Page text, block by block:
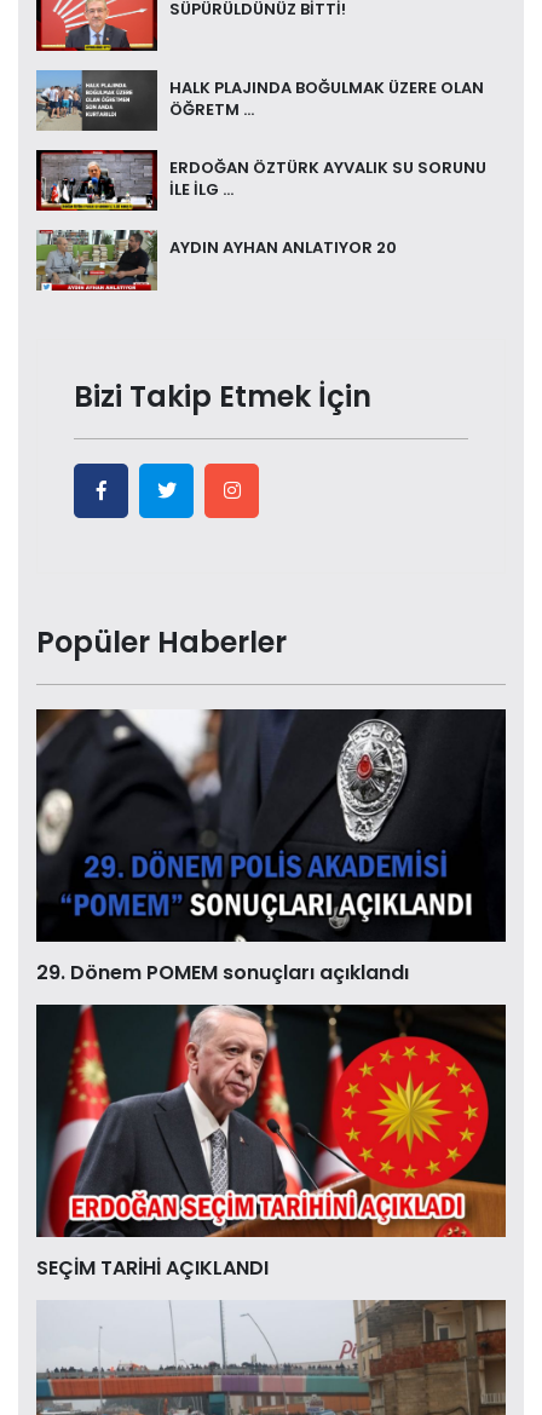
SÜPÜRÜLDÜNÜZ BİTTİ!
HALK PLAJINDA BOĞULMAK ÜZERE OLAN
ÖĞRETM ...
ERDOĞAN ÖZTÜRK AYVALIK SU SORUNU
İLE İLG ...
AYDIN AYHAN ANLATIYOR 20
Bizi Takip Etmek İçin
Popüler Haberler
29. Dönem POMEM sonuçları açıklandı
SEÇİM TARİHİ AÇIKLANDI